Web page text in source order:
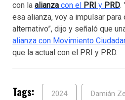
con la alianza con el PRI y PRD.
esa alianza, voy a impulsar para
alternativo”, dijo y señaló que
alianza con Movimiento
que la actual con el PRI y PRD.
Tags: 2024 Damián